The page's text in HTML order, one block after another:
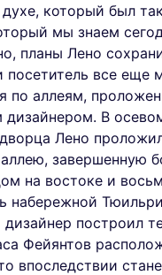
который был
мы знаем
планы Лено
посетитель все еще
по аллеям,
В
Лено
завершенную
на востоке и
набережной Тюильри
построил
Фейянтов
впоследствии